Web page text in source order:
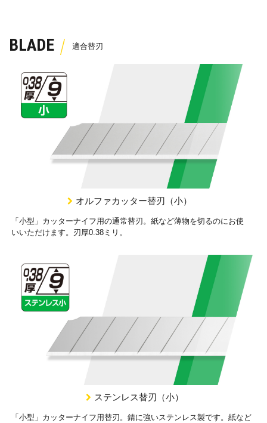
BLADE
オルファカッター替刃（小）
「小型」カッターナイフ用の通常替刃。紙など薄物を切るのにお使
いいただけます。刃厚0.38ミリ。
ステンレス替刃（小）
「小型」カッターナイフ用替刃。錆に強いステンレス製です。紙など